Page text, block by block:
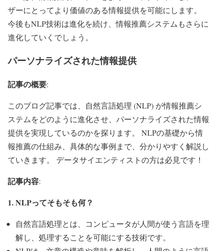
ザーにとってより価値のある情報提供を可能にします。
今後もNLP技術は進化を続け、情報推薦システムもさらに
進化していくでしょう。
パーソナライズされた情報提供
記事の概要:
このブログ記事では、自然言語処理 (NLP) が情報推薦シ
ステムをどのように進化させ、パーソナライズされた情報
提供を実現しているのかを探ります。 NLPの基礎から情
報推薦の仕組み、具体的な事例まで、分かりやすく解説し
ていきます。 データサイエンティストの方は必見です！
記事内容:
1. NLPってそもそも何？
自然言語処理とは、コンピュータが人間が使う言語を理
解し、処理することを可能にする技術です。